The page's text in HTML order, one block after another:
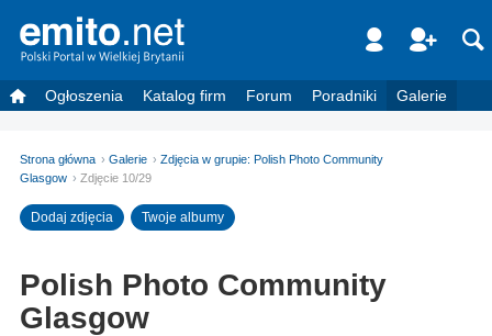
Ogłoszenia Katalog firm Forum Poradniki Galerie
Strona główna Galerie
Zdjęcia w grupie: Polish Photo Community
Glasgow
Zdjęcie 10/29
Dodaj zdjęcia Twoje albumy
Polish Photo Community
Glasgow